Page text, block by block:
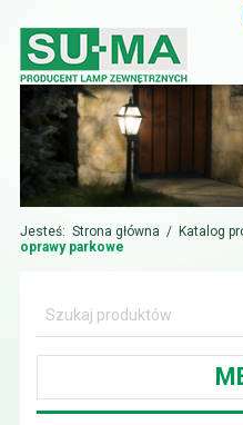
Jesteś: Strona główna / Katalog
oprawy parkowe